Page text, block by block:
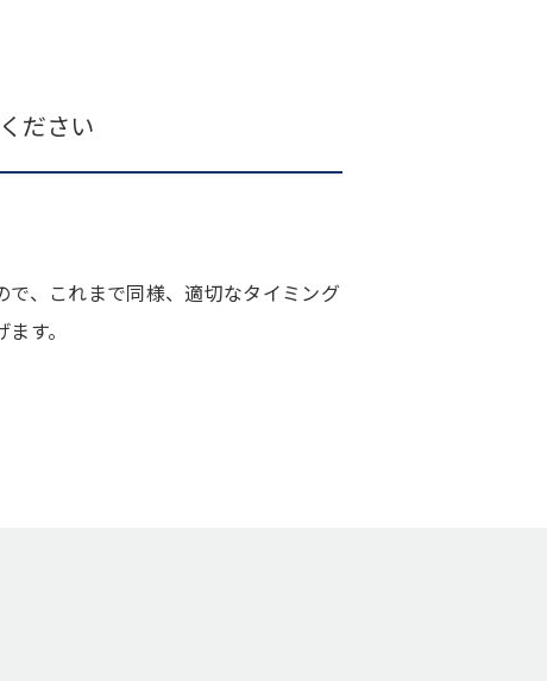
ださい
、これまで同様、適切なタイミング
す。